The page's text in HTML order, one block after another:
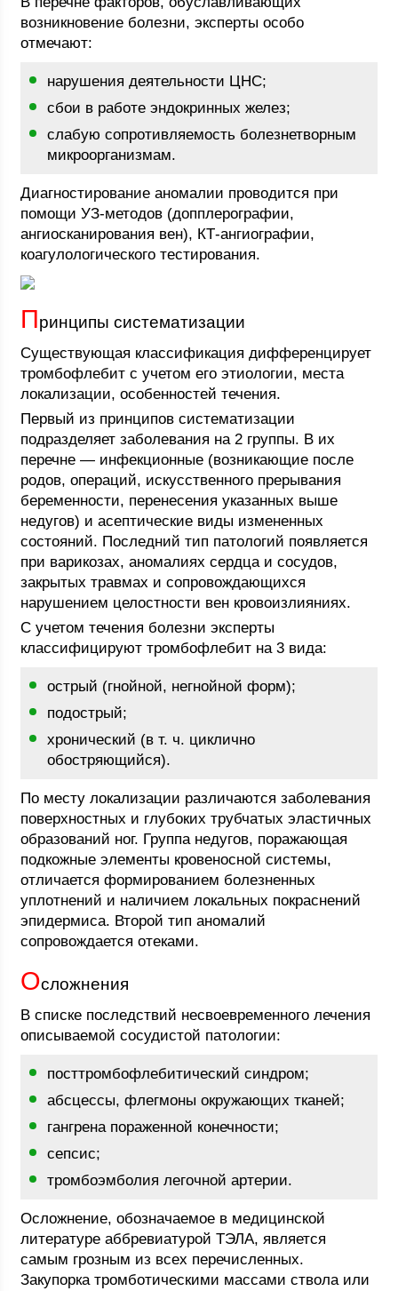
возникновение болезни, эксперты особо
отмечают:
нарушения деятельности ЦНС;
сбои в работе эндокринных желез;
слабую сопротивляемость болезнетворным
микроорганизмам.
Диагностирование аномалии проводится при
помощи УЗ-методов (допплерографии,
ангиосканирования вен), КТ-ангиографии,
коагулологического тестирования.
Принципы систематизации
Существующая классификация дифференцирует
тромбофлебит с учетом его этиологии, места
локализации, особенностей течения.
Первый из принципов систематизации
подразделяет заболевания на 2 группы. В их
перечне — инфекционные (возникающие после
родов, операций, искусственного прерывания
беременности, перенесения указанных выше
недугов) и асептические виды измененных
состояний. Последний тип патологий появляется
при варикозах, аномалиях сердца и сосудов,
закрытых травмах и сопровождающихся
нарушением целостности вен кровоизлияниях.
С учетом течения болезни эксперты
классифицируют тромбофлебит на 3 вида:
острый (гнойной, негнойной форм);
подострый;
хронический (в т. ч. циклично
обостряющийся).
По месту локализации различаются заболевания
поверхностных и глубоких трубчатых эластичных
образований ног. Группа недугов, поражающая
подкожные элементы кровеносной системы,
отличается формированием болезненных
уплотнений и наличием локальных покраснений
эпидермиса. Второй тип аномалий
сопровождается отеками.
Осложнения
В списке последствий несвоевременного лечения
описываемой сосудистой патологии:
посттромбофлебитический синдром;
абсцессы, флегмоны окружающих тканей;
гангрена пораженной конечности;
сепсис;
тромбоэмболия легочной артерии.
Осложнение, обозначаемое в медицинской
литературе аббревиатурой ТЭЛА, является
самым грозным из всех перечисленных.
Закупорка тромботическими массами ствола или